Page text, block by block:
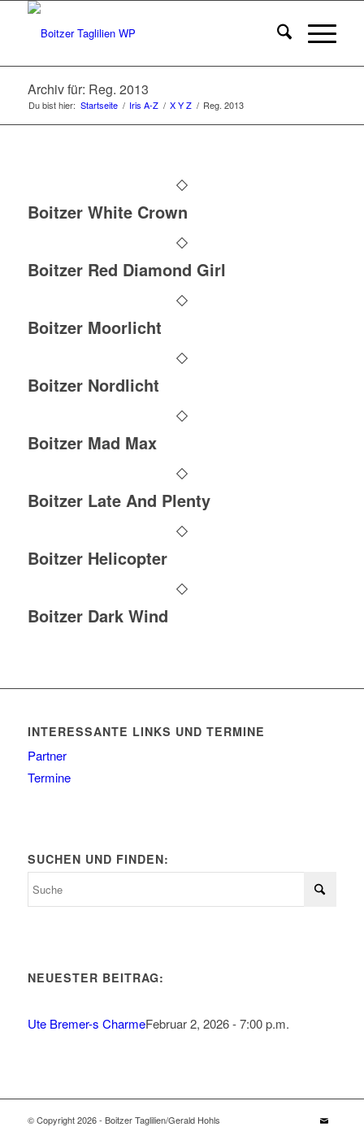
Archiv für: Reg. 2013
Du bist hier: Startseite / Iris A-Z / X Y Z / Reg. 2013
Boitzer White Crown
Boitzer Red Diamond Girl
Boitzer Moorlicht
Boitzer Nordlicht
Boitzer Mad Max
Boitzer Late And Plenty
Boitzer Helicopter
Boitzer Dark Wind
INTERESSANTE LINKS UND TERMINE
Partner
Termine
SUCHEN UND FINDEN:
NEUESTER BEITRAG:
Ute Bremer-s CharmeFebruar 2, 2026 - 7:00 p.m.
© Copyright 2026 - Boitzer Taglilien/Gerald Hohls